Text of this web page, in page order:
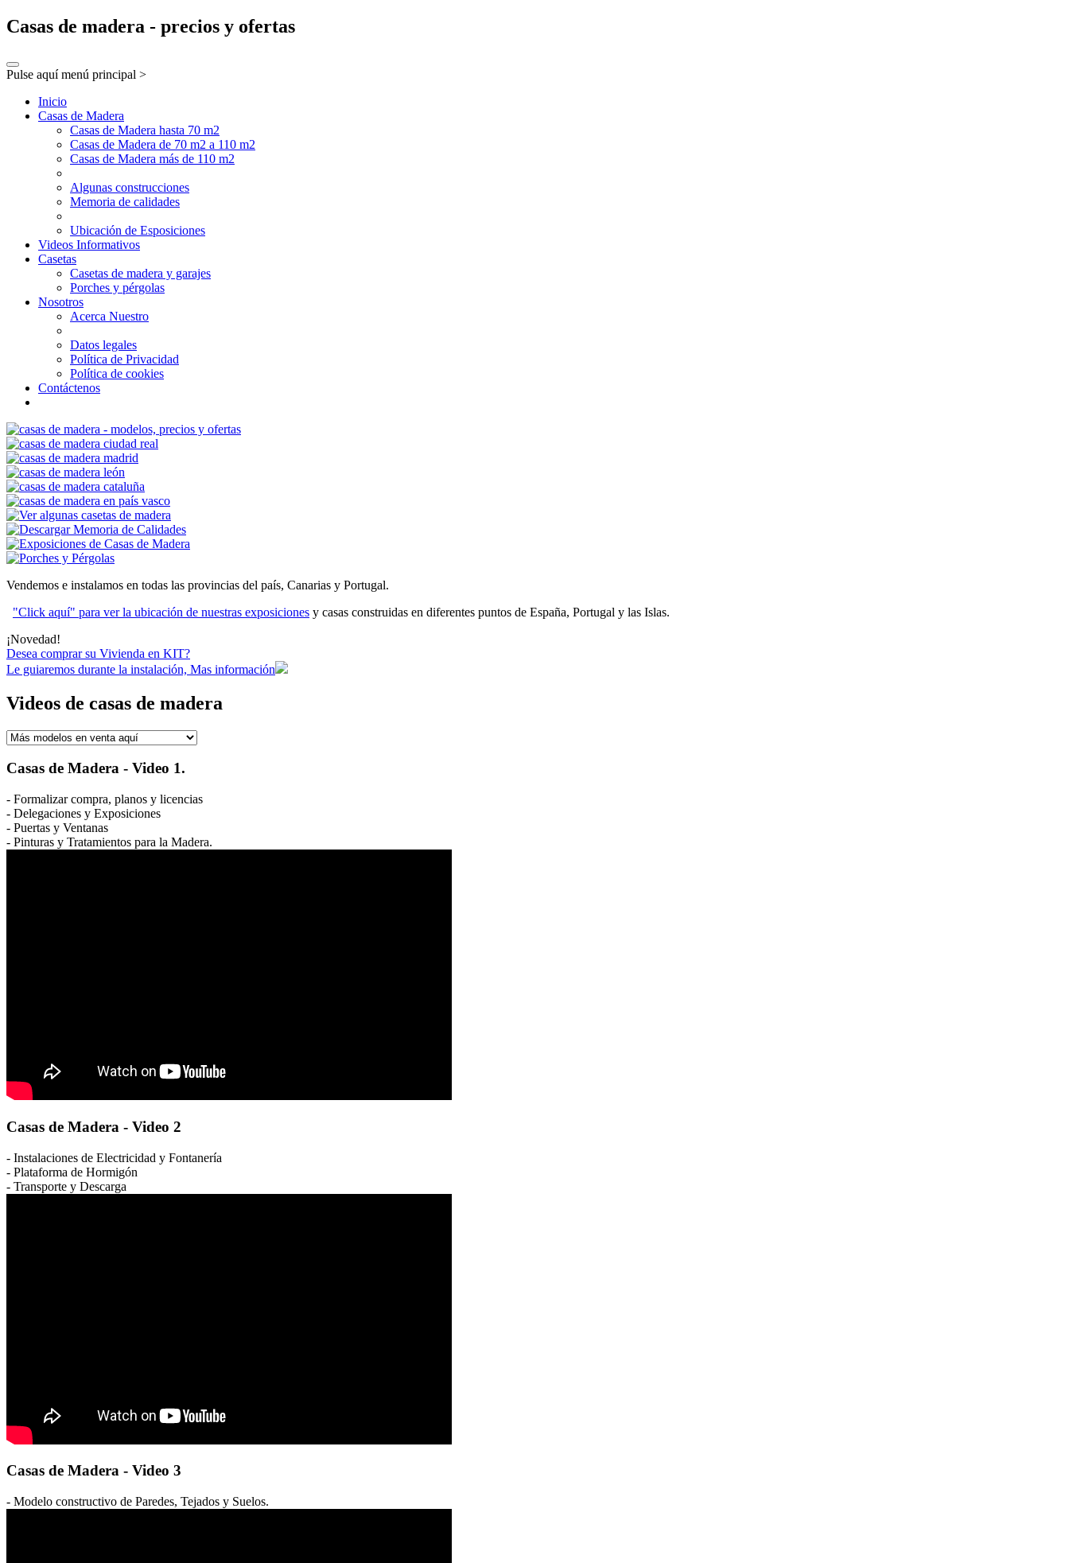
Casas de madera - precios y ofertas
Pulse aquí menú principal >
Inicio
Casas de Madera
Casas de Madera hasta 70 m2
Casas de Madera de 70 m2 a 110 m2
Casas de Madera más de 110 m2
Algunas construcciones
Memoria de calidades
Ubicación de Esposiciones
Videos Informativos
Casetas
Casetas de madera y garajes
Porches y pérgolas
Nosotros
Acerca Nuestro
Datos legales
Política de Privacidad
Política de cookies
Contáctenos
Vendemos e instalamos en todas las provincias del país, Canarias y Portugal.
"Click aquí" para ver la ubicación de nuestras exposiciones y casas construidas en diferentes puntos de España, Portugal y las Islas.
¡Novedad!
Desea comprar su Vivienda en KIT?
Le guiaremos durante la instalación, Mas información
Videos de casas de madera
Casas de Madera - Video 1.
- Formalizar compra, planos y licencias
- Delegaciones y Exposiciones
- Puertas y Ventanas
- Pinturas y Tratamientos para la Madera.
Casas de Madera - Video 2
- Instalaciones de Electricidad y Fontanería
- Plataforma de Hormigón
- Transporte y Descarga
Casas de Madera - Video 3
- Modelo constructivo de Paredes, Tejados y Suelos.